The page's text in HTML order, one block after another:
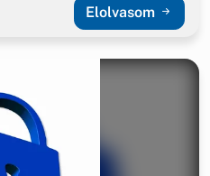
Elolvasom